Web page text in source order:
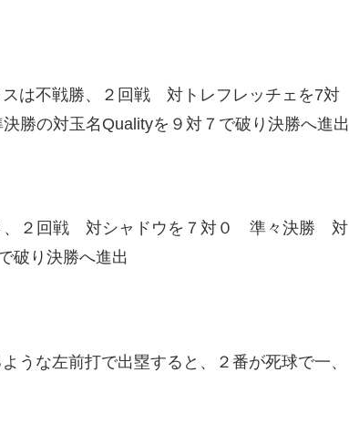
は不戦勝、２回戦 対トレフレッチェを7対
勝の対玉名Qualityを９対７で破り決勝へ進出
、２回戦 対シャドウを７対０ 準々決勝 対
破り決勝へ進出
うな左前打で出塁すると、２番が死球で一、